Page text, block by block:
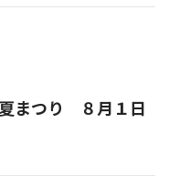
まつり ８月１日